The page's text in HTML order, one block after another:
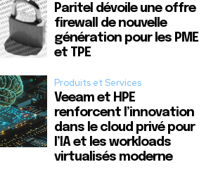
Paritel dévoile une offre
firewall de nouvelle
génération pour les PME
et TPE
Produits et Services
Veeam et HPE
renforcent l’innovation
dans le cloud privé pour
l’IA et les workloads
virtualisés moderne